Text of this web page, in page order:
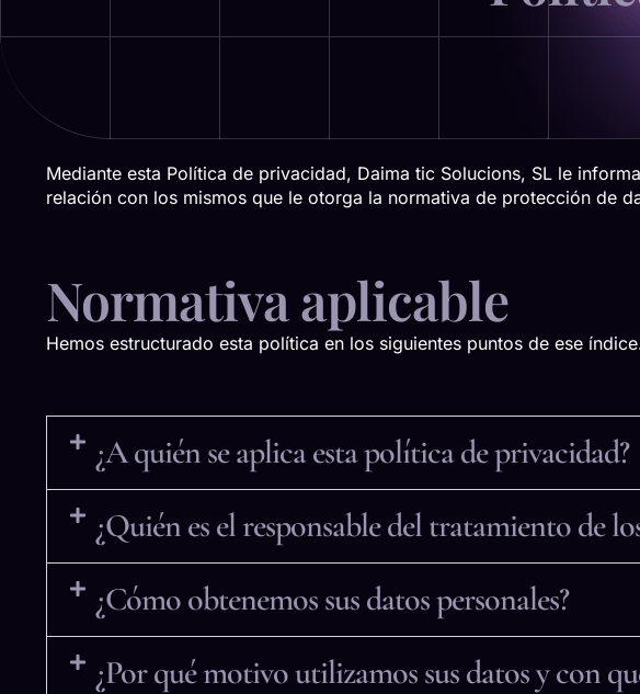
Mediante esta Política de privacidad, Daima tic Solucions, SL le
relación con los mismos que le otorga la normativa de protección de
Normativa aplicable
Hemos estructurado esta política en los siguientes puntos de ese
¿A quién se aplica esta política de privacidad?
¿Quién es el responsable del tratamiento de
¿Cómo obtenemos sus datos personales?
¿Por qué motivo utilizamos sus datos y con